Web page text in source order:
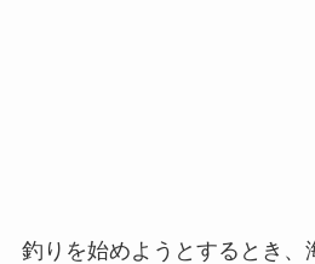
釣りを始めようとするとき、